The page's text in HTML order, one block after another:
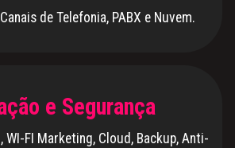
de Telefonia, PABX e Nuvem.
e Segurança
WI-FI Marketing, Cloud, Backup, Anti-